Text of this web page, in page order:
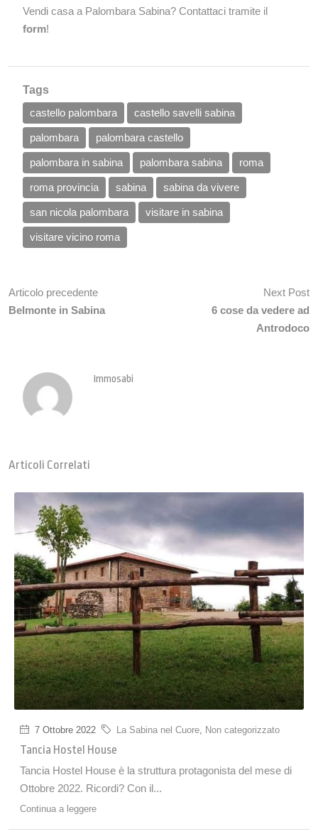
Vendi casa a Palombara Sabina? Contattaci tramite il
form!
Tags
castello palombara
castello savelli sabina
palombara palombara castello
palombara in sabina palombara sabina roma
roma provincia sabina sabina da vivere
san nicola palombara visitare in sabina
visitare vicino roma
Articolo precedente
Belmonte in Sabina
Next Post
6 cose da vedere ad
Antrodoco
Immosabi
Articoli Correlati
7 Ottobre 2022 La Sabina nel Cuore, Non categorizzato
Tancia Hostel House
Tancia Hostel House è la struttura protagonista del mese di
Ottobre 2022. Ricordi? Con il...
Continua a leggere